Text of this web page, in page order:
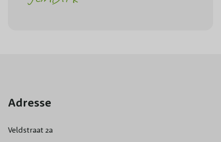
Adresse
Veldstraat 2a